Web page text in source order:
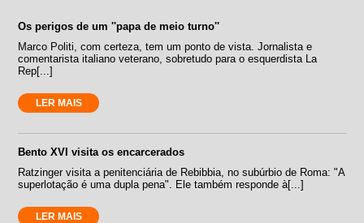
Os perigos de um ''papa de meio turno''
Marco Politi, com certeza, tem um ponto de vista. Jornalista e
comentarista italiano veterano, sobretudo para o esquerdista La
Rep[...]
LER MAIS
Bento XVI visita os encarcerados
Ratzinger visita a penitenciária de Rebibbia, no subúrbio de Roma: "A
superlotação é uma dupla pena". Ele também responde à[...]
LER MAIS